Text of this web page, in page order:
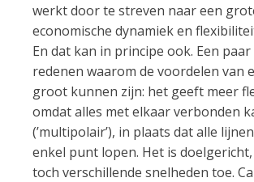
werkt door te streven naar een
economische dynamiek en
En dat kan in principe ook. Een
redenen waarom de voordelen van
groot kunnen zijn: het geeft meer
omdat alles met elkaar verbonden
(’multipolair’), in plaats dat alle
enkel punt lopen. Het is
toch verschillende snelheden toe.